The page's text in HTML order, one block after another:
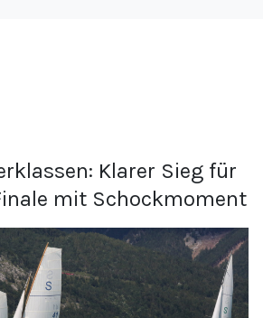
Klarer Sieg für
mit Schockmoment